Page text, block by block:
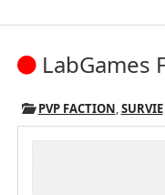
LabGames
PVP FACTION,SURVIE